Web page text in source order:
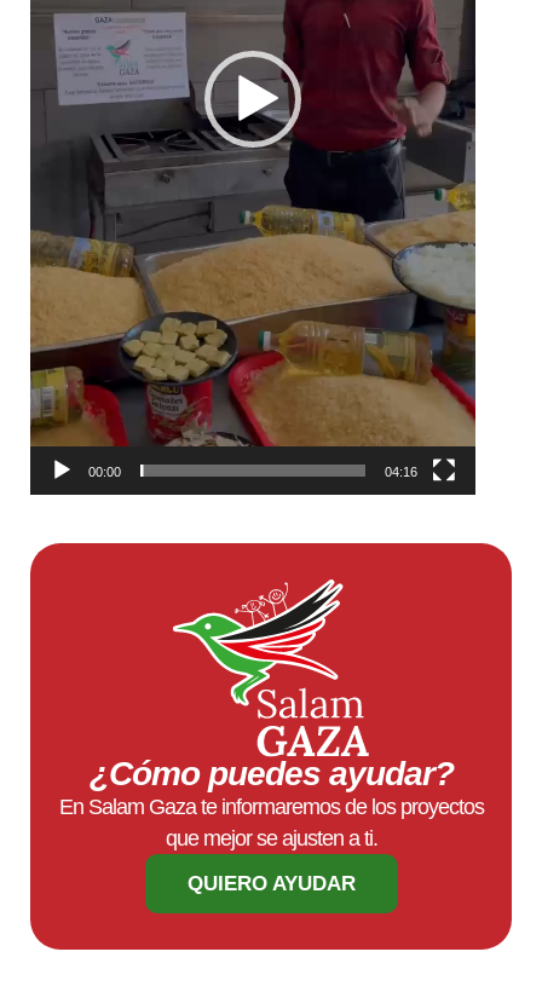
00:00 04:16
¿Cómo puedes ayudar?
En Salam Gaza te informaremos de los proyectos
que mejor se ajusten a ti.
QUIERO AYUDAR